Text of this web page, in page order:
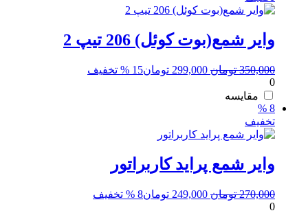
وایر شمع(بوت کوئل) 206 تیپ 2
350,000 تومان قیمت
299,000 تومان15 % تخفیف
0
مقایسه
8 %
تخفیف
وایر شمع پراید کاربراتور
270,000 تومان قیمت
249,000 تومان8 % تخفیف
0